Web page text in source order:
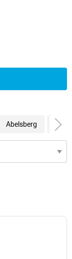
Abelsberg